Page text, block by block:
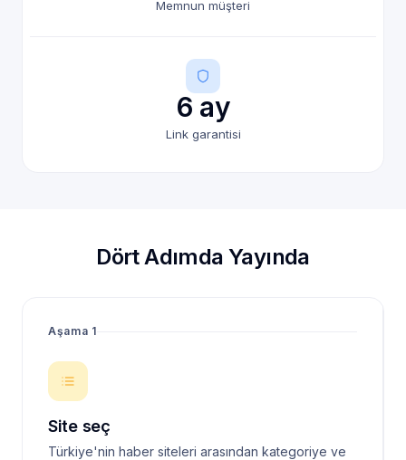
Memnun müşteri
6 ay
Link garantisi
Dört Adımda Yayında
Aşama 1
Site seç
Türkiye'nin haber siteleri arasından kategoriye ve